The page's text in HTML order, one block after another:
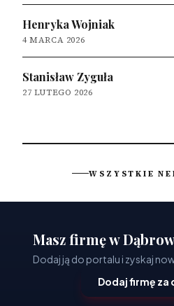
Henryka Wojniak
4 MARCA 2026
Stanisław Zyguła
27 LUTEGO 2026
WSZYSTKIE
Masz firmę w
Dodaj ją do portalu i zyskaj
Dodaj firmę za